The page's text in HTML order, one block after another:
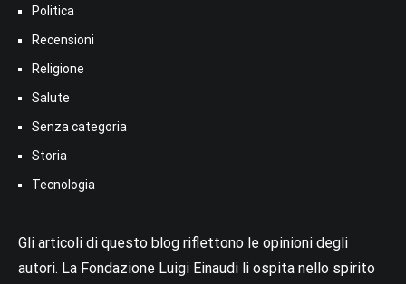
Politica
Recensioni
Religione
Salute
Senza categoria
Storia
Tecnologia
Gli articoli di questo blog riflettono le opinioni degli
autori. La Fondazione Luigi Einaudi li ospita nello spirito